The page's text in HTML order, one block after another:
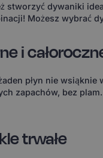
stworzyć dywaniki
Możesz wybrać
i
płyn nie
zapachów, bez
trwałe